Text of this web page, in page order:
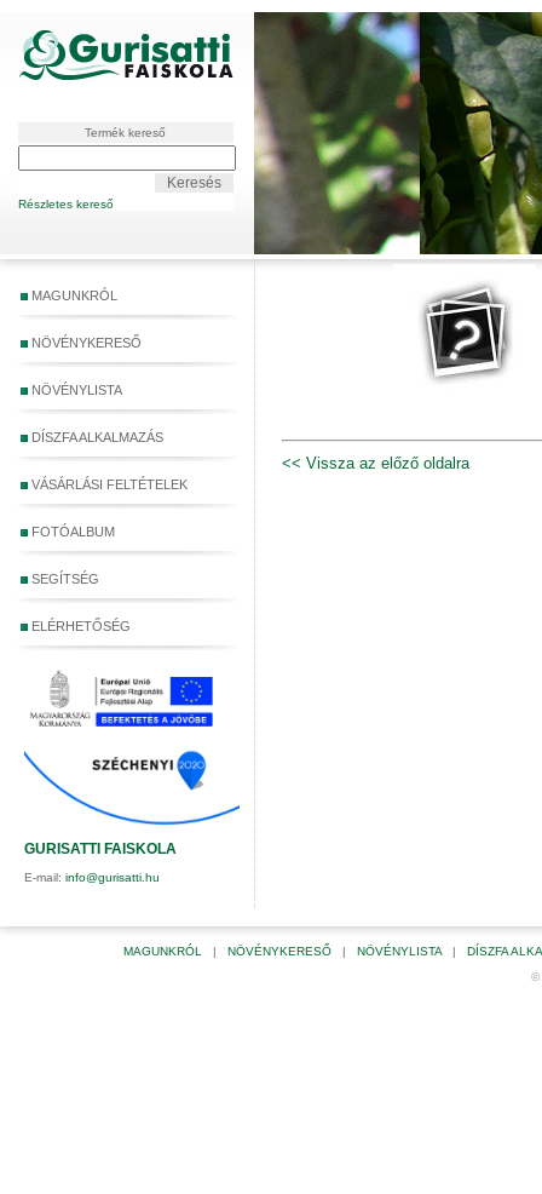
Termék kereső
Részletes kereső
MAGUNKRÓL
NÖVÉNYKERESŐ
NÖVÉNYLISTA
DÍSZFA ALKALMAZÁS
VÁSÁRLÁSI FELTÉTELEK
FOTÓALBUM
SEGÍTSÉG
ELÉRHETŐSÉG
GURISATTI FAISKOLA
E-mail: info@gurisatti.hu
<< Vissza az előző oldalra
MAGUNKRÓL | NÖVÉNYKERESŐ | NÖVÉNYLISTA |
DÍSZFA
©